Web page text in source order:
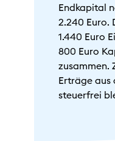
Endkapital
2.240 Euro.
1.440 Euro
800 Euro
zusammen.
Erträge aus
steuerfrei